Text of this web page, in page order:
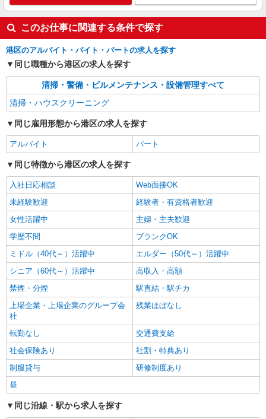
このお仕事に関連する条件で探す
港区のアルバイト・バイト・パートの求人を探す
同じ職種から港区の求人を探す
清掃・警備・ビルメンテナンス・設備管理すべて
清掃・ハウスクリーニング
同じ雇用形態から港区の求人を探す
アルバイト パート
同じ特徴から港区の求人を探す
入社日応相談
Web面接OK
未経験歓迎
経験者・有資格者歓迎
女性活躍中
主婦・主夫歓迎
学歴不問
ブランクOK
ミドル（40代～）活躍中
エルダー（50代～）活躍中
シニア（60代～）活躍中
高収入・高額
禁煙・分煙
駅直結・駅チカ
上場企業・上場企業のグループ会
社
残業ほぼなし
転勤なし
交通費支給
社会保険あり
社割・特典あり
制服貸与
研修制度あり
昼
同じ沿線・駅から求人を探す